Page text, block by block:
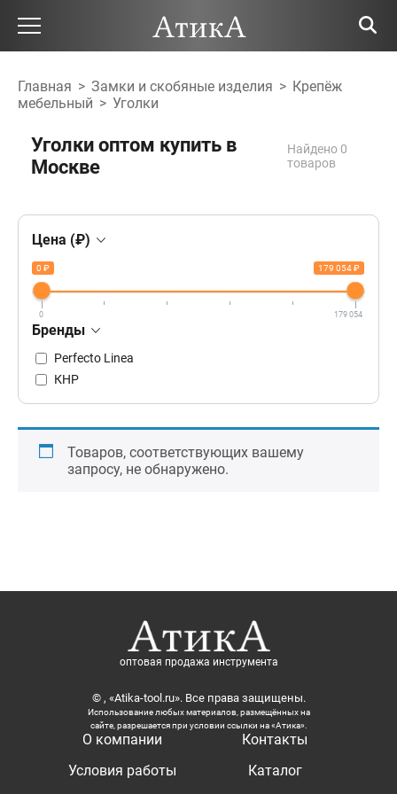
Главная > Замки и скобяные изделия > Крепёж
мебельный > Уголки
Уголки оптом купить в
Москве
Найдено 0
товаров
Цена (₽)
0 ₽ 179 054 ₽
0 179 054
Бренды
Perfecto Linea
КНР
Товаров, соответствующих вашему
запросу, не обнаружено.
оптовая продажа инструмента
© , «Atika-tool.ru». Все права защищены.
Использование любых материалов, размещённых на
сайте, разрешается при условии ссылки на «Атика».
О компании
Условия работы
Контакты
Каталог